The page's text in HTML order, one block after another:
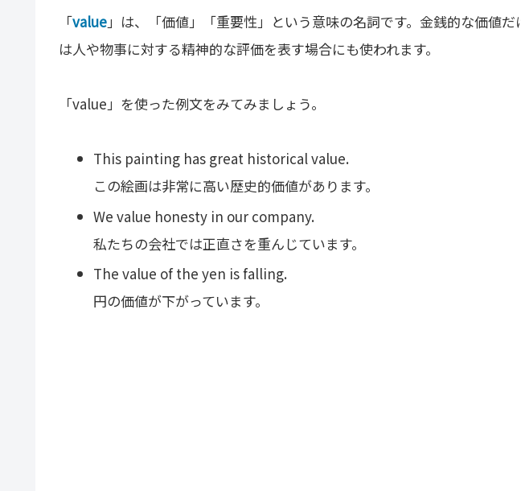
「value」は、「価値」「重要性」という意味の名詞です。金銭的な価値
は人や物事に対する精神的な評価を表す場合にも使われます。
「value」を使った例文をみてみましょう。
This painting has great historical value.
この絵画は非常に高い歴史的価値があります。
We value honesty in our company.
私たちの会社では正直さを重んじています。
The value of the yen is falling.
円の価値が下がっています。